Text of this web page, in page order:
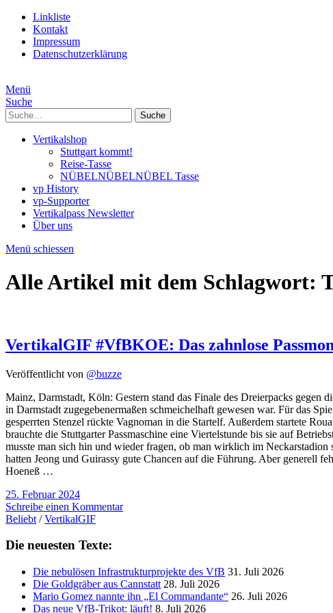
Linkliste
Kontakt
Impressum
Datenschutzerklärung
Menü
Suche
Suche
Vertikalshop
Stuttgart kommt!
Reise-Tasse
NÜBELNÜBELNÜBEL Tasse
vp History
vp-Supporter
Vertikalpass Newsletter
Über uns
Menü schiessen
Alle Artikel mit dem Schlagwort:
VertikalGIF #VfBKOE: Das zahnlose
Veröffentlicht von @buzze
Mainz, Darmstadt, Köln: Gestern stand das Finale des Dreierpacks
in Darmstadt zugegebenermaßen schmeichelhaft gewesen war. Für das
gesperrten Stenzel rückte Vagnoman in die Startelf. Außerdem startete
brauchte die Stuttgarter Passmaschine eine Viertelstunde bis sie auf
musste man sich hin und wieder fragen, ob man wirklich im
hatten Jeong und Guirassy gute Chancen auf die Führung. Aber generell
Hoeneß …
25. Februar 2024
Schreibe einen Kommentar
Beliebt /VertikalGIF
Die neuesten Texte:
Die nebulösen Infrastrukturprojekte des VfB 31. Juli 2026
Die Goldgräber aus Cannstatt 28. Juli 2026
Mario Gomez nannte ihn „El Commandante“ 26. Juli 2026
Das neue VfB-Trikot: läuft! 8. Juli 2026